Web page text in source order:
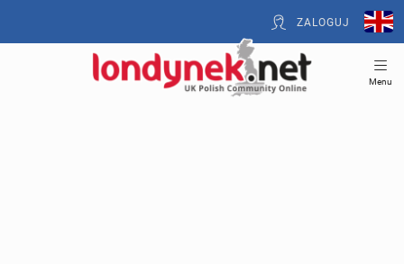
ZALOGUJ
Menu